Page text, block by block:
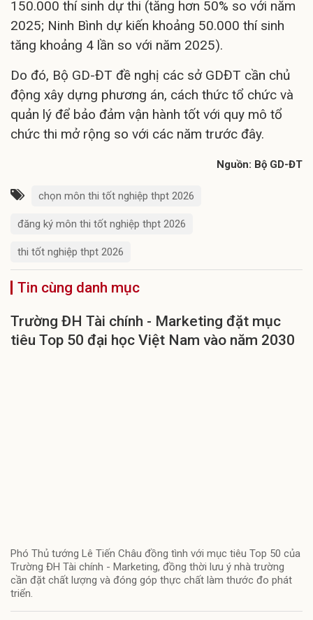
150.000 thí sinh dự thi (tăng hơn 50% so với năm
2025; Ninh Bình dự kiến khoảng 50.000 thí sinh
tăng khoảng 4 lần so với năm 2025).
Do đó, Bộ GD-ĐT đề nghị các sở GDĐT cần chủ
động xây dựng phương án, cách thức tổ chức và
quản lý để bảo đảm vận hành tốt với quy mô tổ
chức thi mở rộng so với các năm trước đây.
Nguồn: Bộ GD-ĐT
chọn môn thi tốt nghiệp thpt 2026
đăng ký môn thi tốt nghiệp thpt 2026
thi tốt nghiệp thpt 2026
Tin cùng danh mục
Trường ĐH Tài chính - Marketing đặt mục
tiêu Top 50 đại học Việt Nam vào năm 2030
Phó Thủ tướng Lê Tiến Châu đồng tình với mục tiêu Top 50 của
Trường ĐH Tài chính - Marketing, đồng thời lưu ý nhà trường
cần đặt chất lượng và đóng góp thực chất làm thước đo phát
triển.